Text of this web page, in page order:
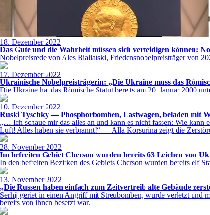
18. Dezember 2022
Das Gute und die Wahrheit müssen sich verteidigen können:
Nobelpreisrede von Ales Bialiatski, Friedensnobelpreisträger von
17. Dezember 2022
Ukrainische Nobelpreisträgerin: „Die Ukraine muss das
Die Ukraine hat das Römische Statut bereits am 20. Januar 2000
10. Dezember 2022
Ruski Tyschky — Phosphorbomben, Lastwagen, beladen mit
„… Ich schaue mir das alles an und kann es nicht fassen: Wie kann
Luft! Alles haben sie verbrannt!“ — Alla Korsurina zeigt die
28. November 2022
Im befreiten Gebiet Cherson wurden bereits 63 Leichen von
In den befreiten Bezirken des Gebiets Cherson wurden bereits elf
13. November 2022
„Die Russen haben einfach zum Zeitvertreib alte Gebäude
Serhij geriet in einen Angriff mit Streubomben, wurde verletzt und
bereits von ihnen besetzt war.